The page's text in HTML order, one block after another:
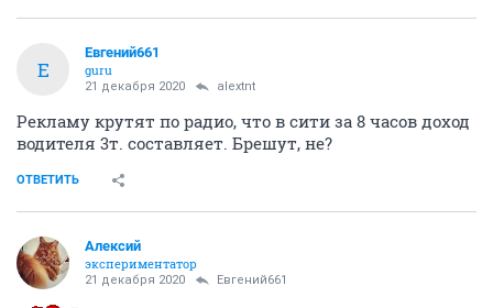
Е
Евгений661
guru
21 декабря 2020 alextnt
Рекламу крутят по радио, что в сити за 8 часов доход
водителя 3т. составляет. Брешут, не?
ОТВЕТИТЬ
Алексий
экспериментатор
21 декабря 2020 Евгений661